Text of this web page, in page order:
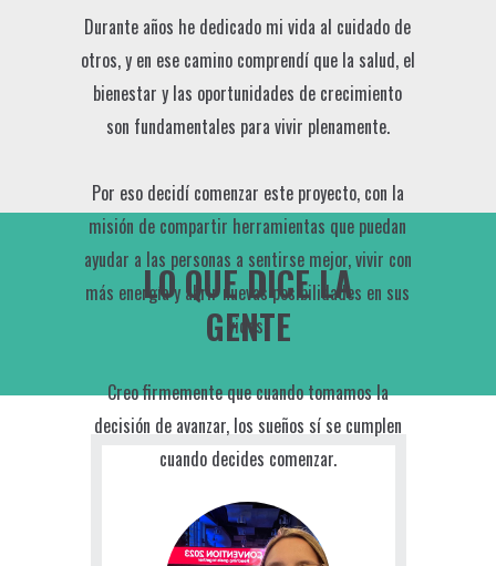
Durante años he dedicado mi vida al cuidado de
otros, y en ese camino comprendí que la salud, el
bienestar y las oportunidades de crecimiento
son fundamentales para vivir plenamente.
Por eso decidí comenzar este proyecto, con la
misión de compartir herramientas que puedan
ayudar a las personas a sentirse mejor, vivir con
más energía y abrir nuevas posibilidades en sus
vidas.
Creo firmemente que cuando tomamos la
decisión de avanzar, los sueños sí se cumplen
cuando decides comenzar.
LO QUE DICE LA
GENTE